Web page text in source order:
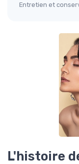
Entretien et
L'histoire